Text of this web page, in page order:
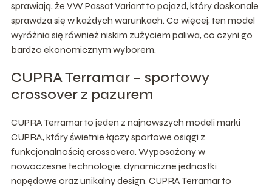
sprawiają, że VW Passat Variant to pojazd, który doskonale
sprawdza się w każdych warunkach. Co więcej, ten model
wyróżnia się również niskim zużyciem paliwa, co czyni go
bardzo ekonomicznym wyborem.
CUPRA Terramar – sportowy
crossover z pazurem
CUPRA Terramar to jeden z najnowszych modeli marki
CUPRA, który świetnie łączy sportowe osiągi z
funkcjonalnością crossovera. Wyposażony w
nowoczesne technologie, dynamiczne jednostki
napędowe oraz unikalny design, CUPRA Terramar to